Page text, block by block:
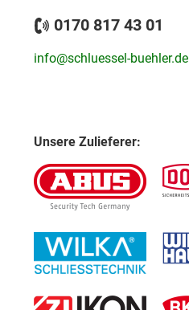
0170 817 43 01
info@schluessel-buehler.de
Unsere Zulieferer: